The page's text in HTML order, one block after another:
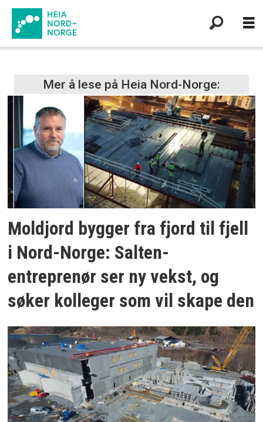
meløyMer å lese på Heia Nord-Norge:
Moldjord bygger fra fjord til fjell
i Nord-Norge: Salten-
entreprenør ser ny vekst, og
søker kolleger som vil skape den